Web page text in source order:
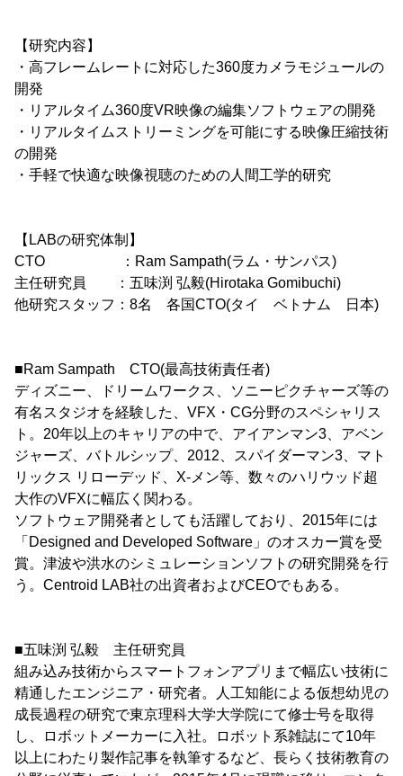
【研究内容】
・高フレームレートに対応した360度カメラモジュールの
開発
・リアルタイム360度VR映像の編集ソフトウェアの開発
・リアルタイムストリーミングを可能にする映像圧縮技術
の開発
・手軽で快適な映像視聴のための人間工学的研究
【LABの研究体制】
CTO ：Ram Sampath(ラム・サンパス)
主任研究員 ：五味渕 弘毅(Hirotaka Gomibuchi)
他研究スタッフ：8名 各国CTO(タイ ベトナム 日本)
■Ram Sampath CTO(最高技術責任者)
ディズニー、ドリームワークス、ソニーピクチャーズ等の
有名スタジオを経験した、VFX・CG分野のスペシャリス
ト。20年以上のキャリアの中で、アイアンマン3、アベン
ジャーズ、バトルシップ、2012、スパイダーマン3、マト
リックス リローデッド、X-メン等、数々のハリウッド超
大作のVFXに幅広く関わる。
ソフトウェア開発者としても活躍しており、2015年には
「Designed and Developed Software」のオスカー賞を受
賞。津波や洪水のシミュレーションソフトの研究開発を行
う。Centroid LAB社の出資者およびCEOでもある。
■五味渕 弘毅 主任研究員
組み込み技術からスマートフォンアプリまで幅広い技術に
精通したエンジニア・研究者。人工知能による仮想幼児の
成長過程の研究で東京理科大学大学院にて修士号を取得
し、ロボットメーカーに入社。ロボット系雑誌にて10年
以上にわたり製作記事を執筆するなど、長らく技術教育の